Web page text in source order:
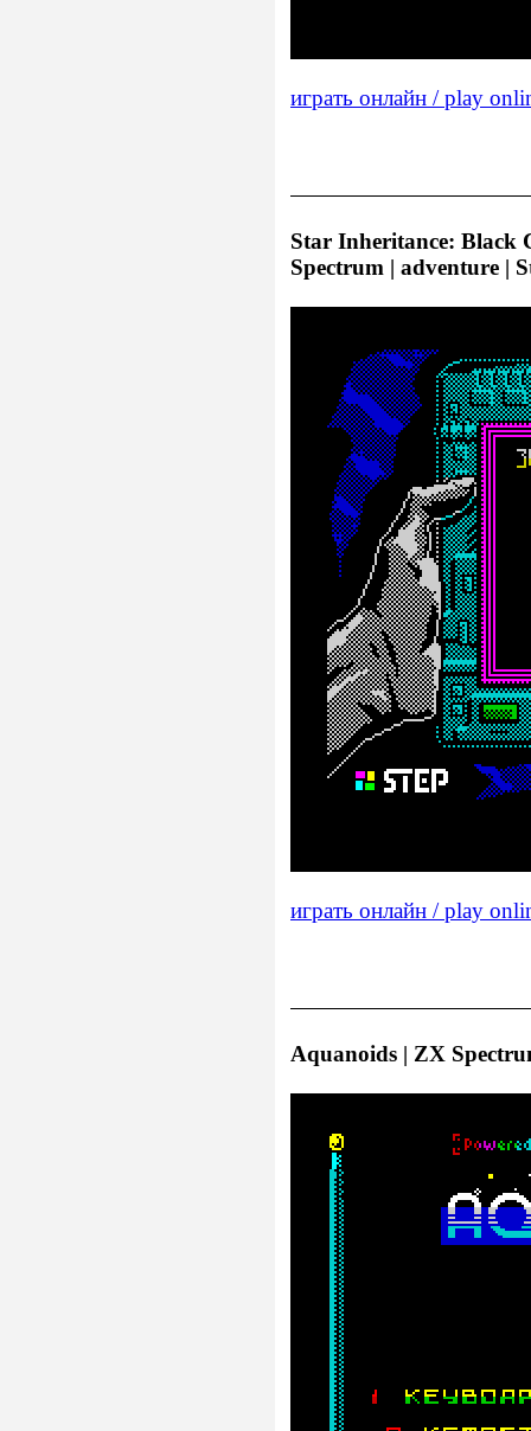
играть онлайн / play
Star Inheritance: Black
Spectrum | adventure |
играть онлайн / play
Aquanoids | ZX